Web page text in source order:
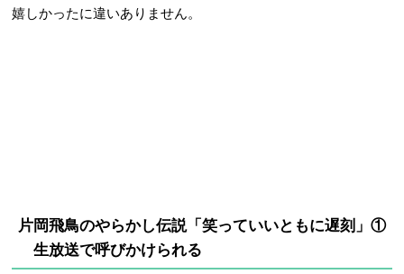
嬉しかったに違いありません。
片岡飛鳥のやらかし伝説「笑っていいともに遅刻」①
生放送で呼びかけられる